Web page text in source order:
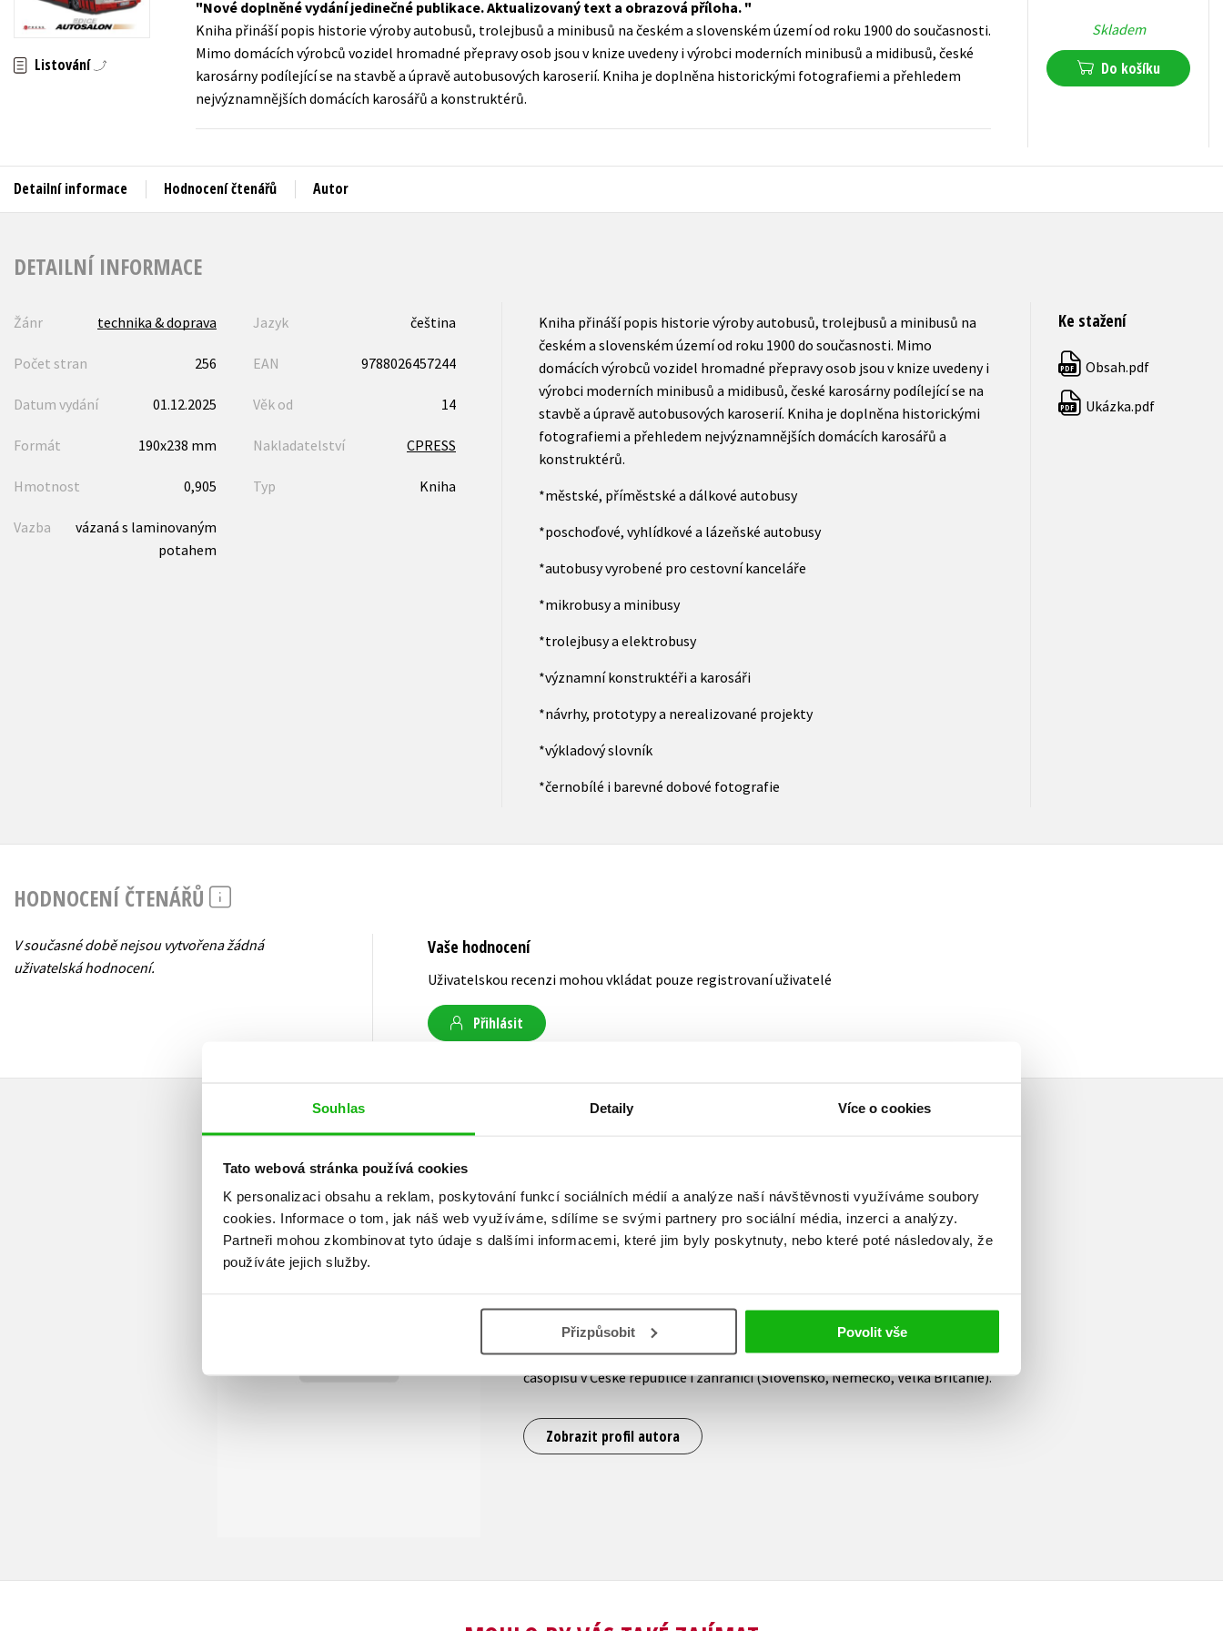
Souhlas Detaily Více o cookies
Tato webová stránka používá cookies
K personalizaci obsahu a reklam, poskytování funkcí sociálních médií a analýze naší návštěvnosti využíváme soubory
cookies. Informace o tom, jak náš web využíváme, sdílíme se svými partnery pro sociální média, inzerci a analýzy.
Partneři mohou zkombinovat tyto údaje s dalšími informacemi, které jim byly poskytnuty, nebo které poté následovaly, že
používáte jejich služby.
Přizpůsobit Povolit vše
Auto - moto
Beletrie pro dospělé
Jazyky
Kalendáře
Kariéra a osobní rozvoj
Populárně - naučná pro dospělé
Populárně - naučné pro děti
Předškoláci
Příroda a zahrada
Young adult (SK)
Zahraniční literatura
Listování
Nové doplněné vydání jedinečné publikace. Aktualizovaný text a obrazová příloha.
Kniha přináší popis historie výroby autobusů, trolejbusů a minibusů na českém a slovenském území od roku 1900 do současnosti.
Mimo domácích výrobců vozidel hromadné přepravy osob jsou v knize uvedeny i výrobci moderních minibusů a midibusů, české
karosárny podílející se na stavbě a úpravě autobusových karoserií. Kniha je doplněna historickými fotografiemi a přehledem
nejvýznamnějších domácích karosářů a konstruktérů.
Skladem
Do košíku
Detailní informace Hodnocení čtenářů Autor
DETAILNÍ INFORMACE
Žánr technika & doprava Jazyk čeština
Počet stran 256 EAN 9788026457244
Datum vydání 01.12.2025 Věk od 14
Formát 190x238 mm Nakladatelství CPRESS
Hmotnost 0,905 Typ Kniha
Vazba
vázaná s laminovaným
potahem
Kniha přináší popis historie výroby autobusů, trolejbusů a minibusů na
českém a slovenském území od roku 1900 do současnosti. Mimo
domácích výrobců vozidel hromadné přepravy osob jsou v knize uvedeny i
výrobci moderních minibusů a midibusů, české karosárny podílející se na
stavbě a úpravě autobusových karoserií. Kniha je doplněna historickými
fotografiemi a přehledem nejvýznamnějších domácích karosářů a
konstruktérů.
*městské, příměstské a dálkové autobusy
*poschoďové, vyhlídkové a lázeňské autobusy
*autobusy vyrobené pro cestovní kanceláře
*mikrobusy a minibusy
*trolejbusy a elektrobusy
*významní konstruktéři a karosáři
*návrhy, prototypy a nerealizované projekty
*výkladový slovník
*černobílé i barevné dobové fotografie
Ke stažení
PDF Obsah.pdf
PDF Ukázka.pdf
HODNOCENÍ ČTENÁŘŮ
V současné době nejsou vytvořena žádná
uživatelská hodnocení.
Vaše hodnocení
Uživatelskou recenzi mohou vkládat pouze registrovaní uživatelé
Přihlásit
AUTOR KNIHY
Marián Šuman-Hreblay
Marián Šuman-Hreblay žije s rodinou v Liptovském Mikuláši. Absolvoval
firmám z celého světa. Je autorem více než deseti velmi úspěšných knižních
publikací, z nichž tři získaly prestižní ocenění od organizace The Society of
Automotive Historians. Svými články pravidelně přispívá do odborných
časopisů v České republice i zahraničí (Slovensko, Německo, Velká Británie).
Zobrazit profil autora